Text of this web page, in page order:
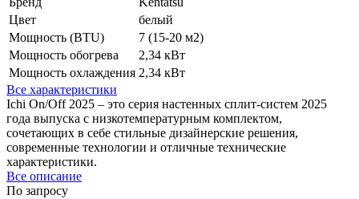
Цвет
белый
Мощность (BTU)
7 (15-20 м2)
Мощность обогрева
2,34 кВт
Мощность охлаждения 2,34 кВт
Все характеристики
Ichi On/Off 2025 – это серия настенных сплит-систем 2025
года выпуска c низкотемпературным комплектом,
сочетающих в себе стильные дизайнерские решения,
современные технологии и отличные технические
характеристики.
Все описание
По запросу